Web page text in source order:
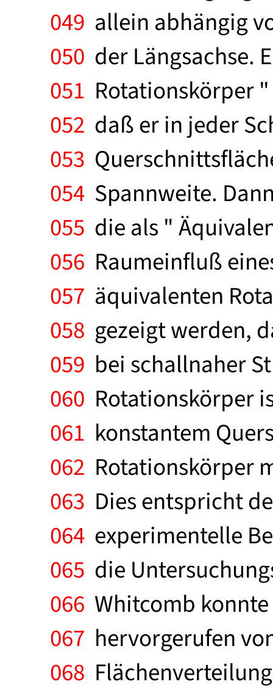
049 allein abhängig
050 der Längsachse.
051 Rotationskörper
052 daß er in jeder
053
054 Spannweite.
055 die als "
056 Raumeinfluß
057 äquivalenten
058 gezeigt werden,
059 bei schallnaher
060 Rotationskörper
061 konstantem
062 Rotationskörper
063 Dies entspricht
064 experimentelle
065 die
066 Whitcomb
067 hervorgerufen
068